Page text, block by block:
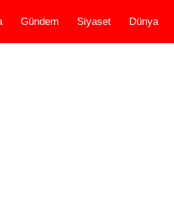
Gündem Siyaset Dünya